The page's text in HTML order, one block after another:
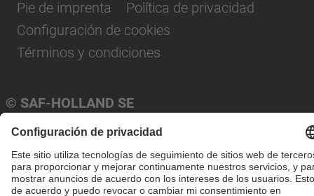
© SAF-HOLLAND SE
Pie de imprenta
Política de privacidad
Configuración de cookies
Términos y condiciones